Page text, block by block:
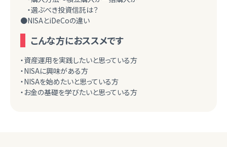
・選ぶべき投資信託は？
●NISAとiDeCoの違い
こんな方におススメです
・資産運用を実践したいと思っている方
・NISAに興味がある方
・NISAを始めたいと思っている方
・お金の基礎を学びたいと思っている方